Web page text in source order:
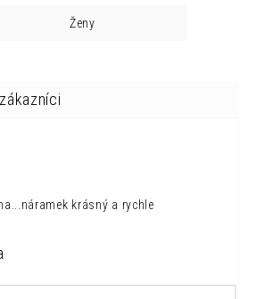
Ženy
krásný a rychle